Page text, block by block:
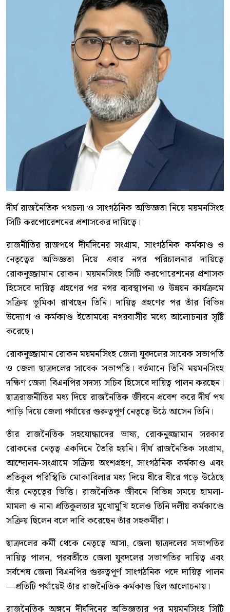
দীর্ঘ রাজনৈতিক পথচলা ও সাংগঠনিক অভিজ্ঞতা নিয়ে ময়মনসিংহ
সিটি করপোরেশনের প্রশাসকের দায়িত্বে।
রাজনীতির রাজপথে দীর্ঘদিনের সংগ্রাম, সাংগঠনিক কর্মকাণ্ড ও
নেতৃত্বের অভিজ্ঞতা নিয়ে এবার নগর পরিচালনার দায়িত্বে
রোকনুজ্জামান রোকন। ময়মনসিংহ সিটি করপোরেশনের প্রশাসক
হিসেবে দায়িত্ব গ্রহণের পর নগর ব্যবস্থাপনা ও উন্নয়ন কার্যক্রমে
সক্রিয় ভূমিকা রাখছেন তিনি। দায়িত্ব গ্রহণের পর তাঁর বিভিন্ন
উদ্যোগ ও কর্মকাণ্ড ইতোমধ্যে নগরবাসীর মধ্যে আলোচনার সৃষ্টি
করেছে।
রোকনুজ্জামান রোকন ময়মনসিংহ জেলা যুবদলের সাবেক সভাপতি
ও জেলা ছাত্রদলের সাবেক সভাপতি। বর্তমানে তিনি ময়মনসিংহ
দক্ষিণ জেলা বিএনপির সদস্য সচিব হিসেবে দায়িত্ব পালন করছেন।
ছাত্ররাজনীতির মধ্য দিয়ে রাজনৈতিক জীবনে প্রবেশ করে দীর্ঘ পথ
পাড়ি দিয়ে জেলা পর্যায়ের গুরুত্বপূর্ণ নেতৃত্বে উঠে আসেন তিনি।
তাঁর রাজনৈতিক সহযোদ্ধাদের ভাষ্য, রোকনুজ্জামান সরকার
রোকনের নেতৃত্ব একদিনে তৈরি হয়নি। দীর্ঘ রাজনৈতিক সংগ্রাম,
আন্দোলন-সংগ্রামে সক্রিয় অংশগ্রহণ, সাংগঠনিক কর্মকাণ্ড এবং
প্রতিকূল পরিস্থিতি মোকাবিলার মধ্য দিয়ে ধীরে ধীরে গড়ে উঠেছে
তাঁর নেতৃত্বের ভিত্তি। রাজনৈতিক জীবনে বিভিন্ন সময়ে হামলা-
মামলা ও নানা প্রতিকূলতার মুখোমুখি হলেও তিনি দলীয় কর্মকাণ্ডে
সক্রিয় ছিলেন বলে দাবি করেছেন তাঁর সহকর্মীরা।
ছাত্রদলের কর্মী থেকে নেতৃত্বে আসা, জেলা ছাত্রদলের সভাপতির
দায়িত্ব পালন, পরবর্তীতে জেলা যুবদলের সভাপতির দায়িত্ব এবং
সর্বশেষ জেলা বিএনপির গুরুত্বপূর্ণ সাংগঠনিক পদে দায়িত্ব পালন
—প্রতিটি পর্যায়েই তাঁর রাজনৈতিক কর্মকাণ্ড ছিল আলোচনায়।